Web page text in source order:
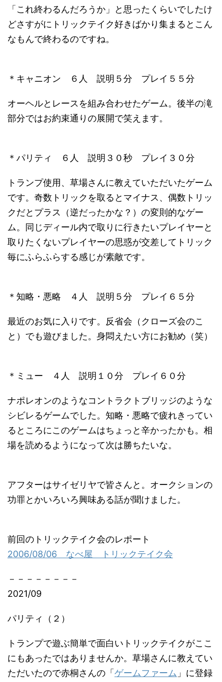
「これ終わるんだろうか」と思ったくらいでしたけ
どさすがにトリックテイク好きばかり集まるとこん
なもんで終わるのですね。
＊キャニオン ６人 説明５分 プレイ５５分
オーヘルとレースを組み合わせたゲーム。後半の滝
部分ではお約束通りの展開で笑えます。
＊パリティ ６人 説明３０秒 プレイ３０分
トランプ使用、草場さんに教えていただいたゲーム
です。奇数トリックを取るとマイナス、偶数トリッ
クだとプラス（逆だったかな？）の変則的なゲー
ム。同じディール内で取りに行きたいプレイヤーと
取りたくないプレイヤーの思惑が交差してトリック
毎にふらふらする感じが素敵です。
＊知略・悪略 ４人 説明５分 プレイ６５分
最近のお気に入りです。反省会（クローズ会のこ
と）でも遊びました。身悶えたい方にお勧め（笑）
＊ミュー ４人 説明１０分 プレイ６０分
ナポレオンのようなコントラクトブリッジのような
シビレるゲームでした。知略・悪略で疲れきってい
るところにこのゲームはちょっと辛かったかも。相
場を読めるようになって次は勝ちたいな。
アフターはサイゼリヤで皆さんと。オークションの
功罪とかいろいろ興味ある話が聞けました。
前回のトリックテイク会のレポート
2006/08/06 なべ屋 トリックテイク会
－－－－－－－－
2021/09
パリティ（２）
トランプで遊ぶ簡単で面白いトリックテイクがここ
にもあったではありませんか。草場さんに教えてい
ただいたので赤桐さんの「 ゲームファーム 」に登録